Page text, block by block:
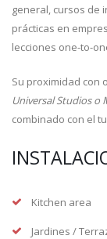
general, cursos de
prácticas en
lecciones one-to-
Su proximidad con
Universal Studios o
combinado con el
Kitchen area
Jardines /